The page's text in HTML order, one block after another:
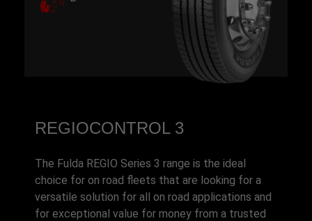
REGIOCONTROL 3
The Fulda REGIO Series 3 range is the ideal
choice for on road fleets that are looking for a
versatile solution for all on road applications and
for exceptional value for money from a trusted